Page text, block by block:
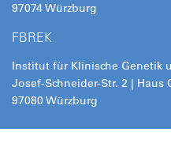
97074 Würzburg
FBREK
Institut für Klinische Genetik
Josef-Schneider-Str. 2 | Haus
97080 Würzburg